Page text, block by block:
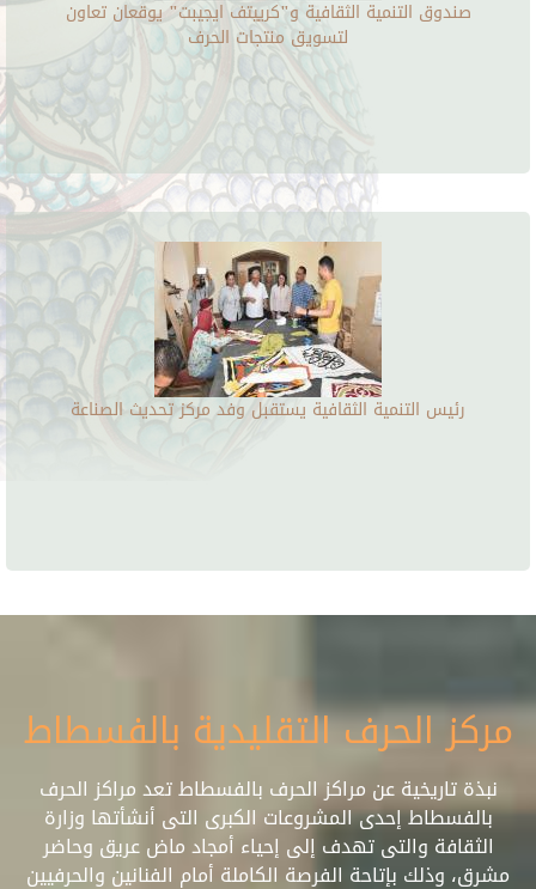
صندوق التنمية الثقافية و"كرييتف ايجيبت" يوقعان تعاون
لتسويق منتجات الحرف
رئيس التنمية الثقافية يستقبل وفد مركز تحديث الصناعة
مركز الحرف التقليدية بالفسطاط
نبذة تاريخية عن مراكز الحرف بالفسطاط تعد مراكز الحرف
بالفسطاط إحدى المشروعات الكبرى التى أنشأتها وزارة
الثقافة والتى تهدف إلى إحياء أمجاد ماض عريق وحاضر
مشرق، وذلك بإتاحة الفرصة الكاملة أمام الفنانين والحرفيين